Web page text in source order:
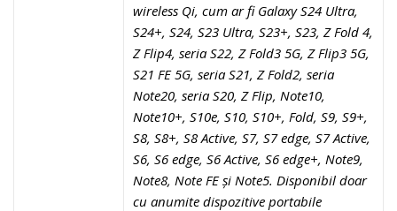
wireless Qi, cum ar fi Galaxy S24 Ultra,
S24+, S24, S23 Ultra, S23+, S23, Z Fold 4,
Z Flip4, seria S22, Z Fold3 5G, Z Flip3 5G,
S21 FE 5G, seria S21, Z Fold2, seria
Note20, seria S20, Z Flip, Note10,
Note10+, S10e, S10, S10+, Fold, S9, S9+,
S8, S8+, S8 Active, S7, S7 edge, S7 Active,
S6, S6 edge, S6 Active, S6 edge+, Note9,
Note8, Note FE și Note5. Disponibil doar
cu anumite dispozitive portabile